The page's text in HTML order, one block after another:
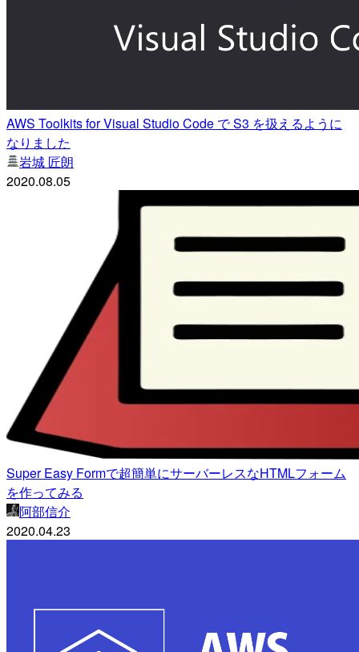
AWS Toolkits for Visual Studio Code で S3 を扱えるように
なりました
岩城 匠朗
2020.08.05
Super Easy Formで超簡単にサーバーレスなHTMLフォーム
を作ってみる
阿部信介
2020.04.23